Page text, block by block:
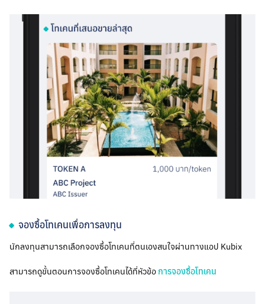
จองซื้อโทเคนเพื่อการลงทุน
นักลงทุนสามารถเลือกจองซื้อโทเคนที่ตนเองสนใจผ่านทางแอป Kubix
สามารถดูขั้นตอนการจองซื้อโทเคนได้ที่หัวข้อ การจองซื้อโทเคน